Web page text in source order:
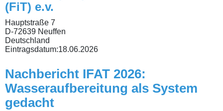
(FiT) e.v.
Hauptstraße 7
D-72639 Neuffen
Deutschland
Eintragsdatum:18.06.2026
Nachbericht IFAT 2026:
Wasseraufbereitung als System
gedacht